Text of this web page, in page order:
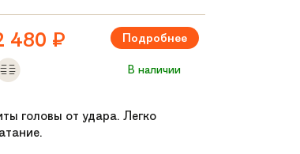
480 ₽ Подробнее
В наличии
головы от удара. Легко